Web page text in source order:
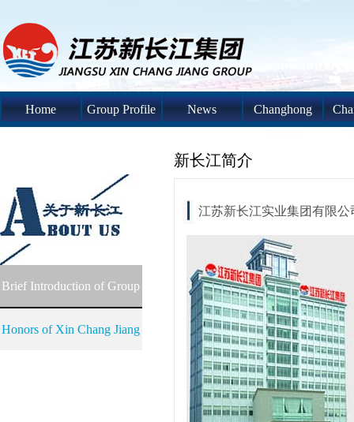
Home Group Profile News
Changhong
Brief Introduction of Group
Honors of Xin Chang Jiang
新长江简介
江苏新长江实业集团有限公